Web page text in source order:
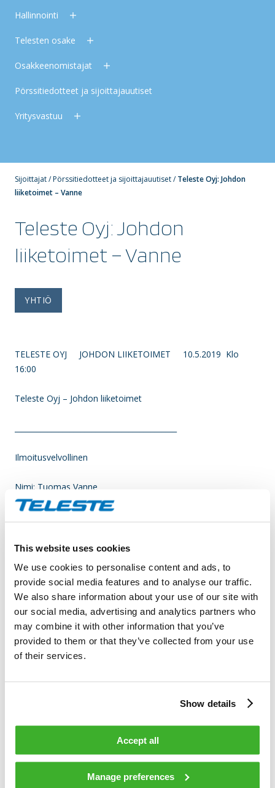
This website uses cookies
We use cookies to personalise content and ads, to
provide social media features and to analyse our traffic.
We also share information about your use of our site with
our social media, advertising and analytics partners who
may combine it with other information that you’ve
provided to them or that they’ve collected from your use
of their services.
Show details
Accept all
Manage preferences
Hallinnointi
Telesten osake
Osakkeenomistajat
Pörssitiedotteet ja sijoittajauutiset
Yritysvastuu
Sijoittajat/Pörssitiedotteet ja sijoittajauutiset/Teleste Oyj: Johdon
liiketoimet – Vanne
Teleste Oyj: Johdon
liiketoimet – Vanne
YHTIÖ
TELESTE OYJ JOHDON LIIKETOIMET 10.5.2019 Klo
16:00
Teleste Oyj – Johdon liiketoimet
Ilmoitusvelvollinen
Nimi: Tuomas Vanne
Liikkeeseenlaskija: Teleste Oyj
LEI: 743700CJRQRU0007GN59
Ilmoituksen luonne: ENSIMMÄINEN ILMOITUS
Viitenumero: 743700CJRQRU0007GN59_20210510142406_4
Kauppapaikka: NASDAQ HELSINKI LTD (XHEL)
Instrumenttityyppi: OSAKE
ISIN: FI0009007728